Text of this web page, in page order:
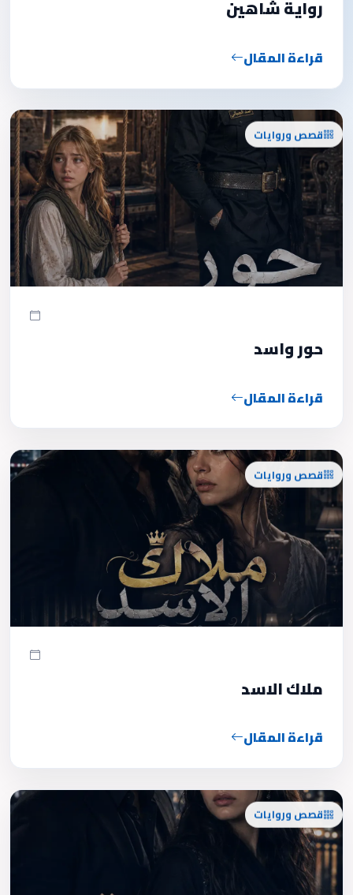
رواية شاهين
قراءة المقال
قصص وروايات
حور واسد
قراءة المقال
قصص وروايات
ملاك الاسد
قراءة المقال
قصص وروايات